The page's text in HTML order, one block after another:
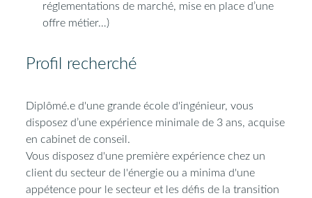
réglementations de marché, mise en place d’une
offre métier…)
Profil recherché
Diplômé.e d'une grande école d'ingénieur, vous
disposez d’une expérience minimale de 3 ans, acquise
en cabinet de conseil.
Vous disposez d'une première expérience chez un
client du secteur de l'énergie ou a minima d'une
appétence pour le secteur et les défis de la transition